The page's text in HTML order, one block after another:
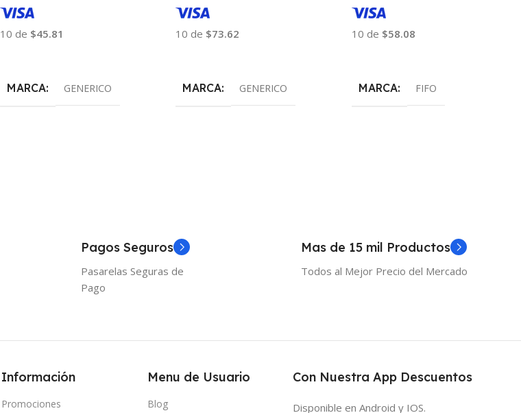
10 de $45.81
MARCA GENERICO
10 de $73.62
MARCA GENERICO
10 de $58.08
MARCA FIFO
Pagos Seguros
Pasarelas Seguras de
Pago
Mas de 15 mil Productos
Todos al Mejor Precio del Mercado
Información
Promociones
Menu de Usuario
Blog
Con Nuestra App Descuentos
Disponible en Android y IOS.